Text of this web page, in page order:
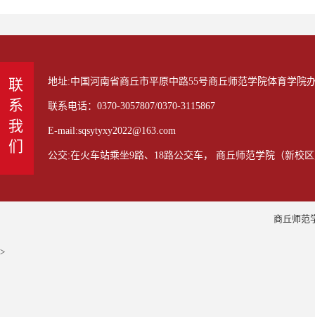
联系我们 地址:中国河南省商丘市平原中路55号商丘师范学院体育学院
联系电话：0370-3057807/0370-3115867
E-mail:sqsytyxy2022@163.com
公交:在火车站乘坐9路、18路公交车， 商丘师范学院（新校
商丘师范
>